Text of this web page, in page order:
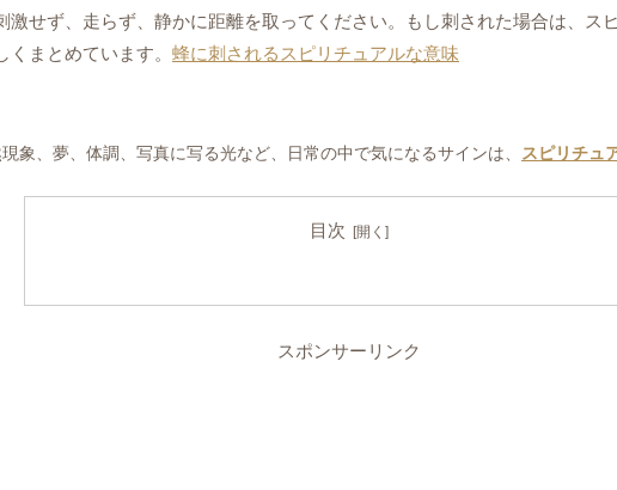
激せず、走らず、静かに距離を取ってください。もし刺された場合は、
まとめています。 蜂に刺されるスピリチュアルな意味
象、夢、体調、写真に写る光など、日常の中で気になるサインは、
スピリチュ
目次
スポンサーリンク